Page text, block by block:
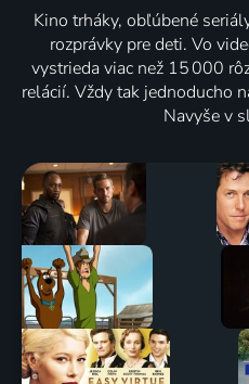
Kino trháky, obľúbené
rozprávky pre deti. Vo
vystrieda viac než 15 000
relácií. Vždy tak jednoducho
Navyše v